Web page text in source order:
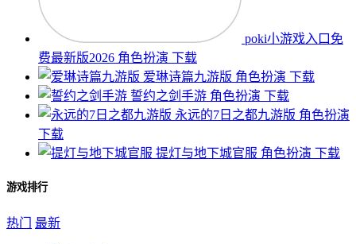
poki小游戏入口免
费最新版2026 角色扮演 下载
爱琳诗篇九游版 角色扮演 下载
誓约之剑手游 角色扮演 下载
永远的7日之都九游版 角色扮演
下载
提灯与地下城官服 角色扮演 下载
游戏排行
热门 最新